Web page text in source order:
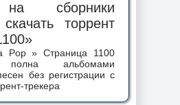
сборники
торрент
Pop » Страница 1100
полна альбомами
без регистрации с
трекера